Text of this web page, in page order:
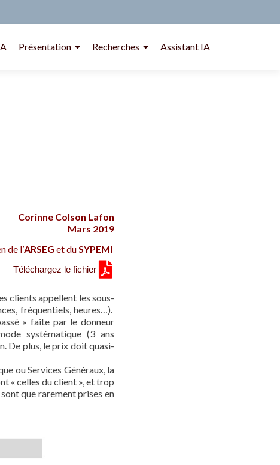
Présentation Recherches Assistant IA
Corinne Colson Lafon
Mars 2019
de l’ARSEG et duSYPEMI
Téléchargez le fichier
clients appellent les sous-
fréquentiels, heures…).
» faite par le donneur
systématique (3 ans
De plus, le prix doit quasi-
ou Services Généraux, la
« celles du client », et trop
que rarement prises en